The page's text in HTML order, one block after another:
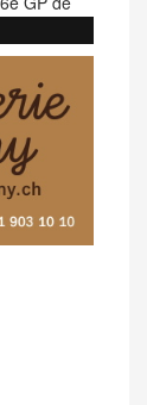
Blonay-Les
4e Pringy -
5e GP